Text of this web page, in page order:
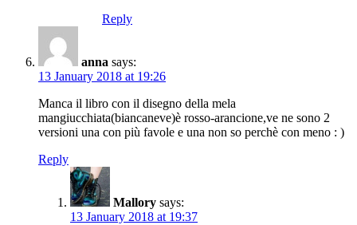
Reply
anna says:
13 January 2018 at 19:26
Manca il libro con il disegno della mela
mangiucchiata(biancaneve)è rosso-arancione,ve ne sono 2
versioni una con più favole e una non so perchè con meno : )
Reply
Mallory says:
13 January 2018 at 19:37